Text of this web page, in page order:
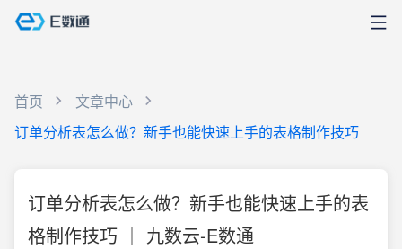
首页
文章中心
订单分析表怎么做？新手也能快速上手的表格制作技巧
订单分析表怎么做？新手也能快速上手的表
格制作技巧 ｜ 九数云-E数通